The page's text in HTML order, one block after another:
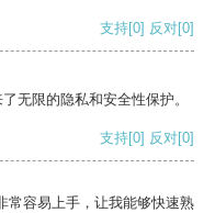
支持[0] 反对[0]
无限的隐私和安全性保护。
支持[0] 反对[0]
常容易上手，让我能够快速熟